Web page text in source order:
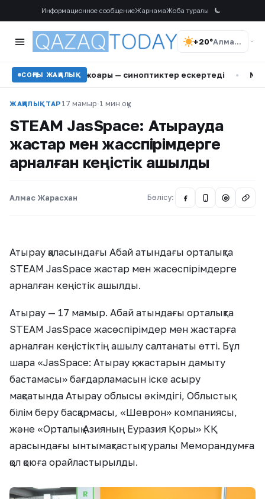
Информационное сообщениеЖарнамаЖоба туралы
+20° Алматы
СОҢҒЫ ЖАҢАЛЫҚ
қаупі жоғары — синоптиктер ескертеді • Маңғыстаудағы
ЖАҢАЛЫҚТАР 17 мамыр·1 мин оқу
STEAM JasSpace: Атырауда
жастар мен жасөспірімдерге
арналған кеңістік ашылды
Алмас Жарасхан Бөлісу: @
Атырау қаласындағы Абай атындағы орталықта
STEAM JasSpace жастар мен жасөспірімдерге
арналған кеңістік ашылды.
Атырау — 17 мамыр. Абай атындағы орталықта
STEAM JasSpace жасөспірімдер мен жастарға
арналған кеңістіктің ашылу салтанаты өтті. Бұл
шара «JasSpace: Атырау қ. жастарын дамыту
бастамасы» бағдарламасын іске асыру
мақсатында Атырау облысы әкімдігі, Облыстық
білім беру басқармасы, «Шеврон» компаниясы,
және «Орталық Азияның Еуразия Қоры» КҚ
арасындағы ынтымақтастық туралы Меморандумға
қол қоюға орайластырылды.